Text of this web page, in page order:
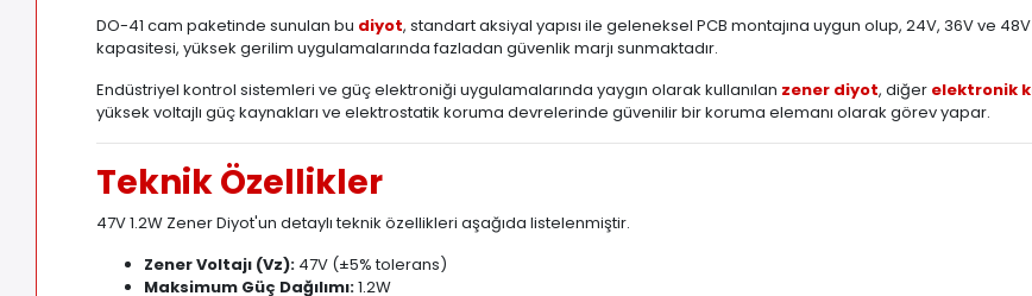
DO-41 cam paketinde sunulan bu diyot, standart aksiyal yapısı ile geleneksel PCB montajına uygun olup, 24V, 36V ve
kapasitesi, yüksek gerilim uygulamalarında fazladan güvenlik marjı sunmaktadır.
Endüstriyel kontrol sistemleri ve güç elektroniği uygulamalarında yaygın olarak kullanılan zener diyot, diğer elektronik
yüksek voltajlı güç kaynakları ve elektrostatik koruma devrelerinde güvenilir bir koruma elemanı olarak görev yapar.
Teknik Özellikler
47V 1.2W Zener Diyot'un detaylı teknik özellikleri aşağıda listelenmiştir.
Zener Voltajı (Vz): 47V (±5% tolerans)
Maksimum Güç Dağılımı:1.2W